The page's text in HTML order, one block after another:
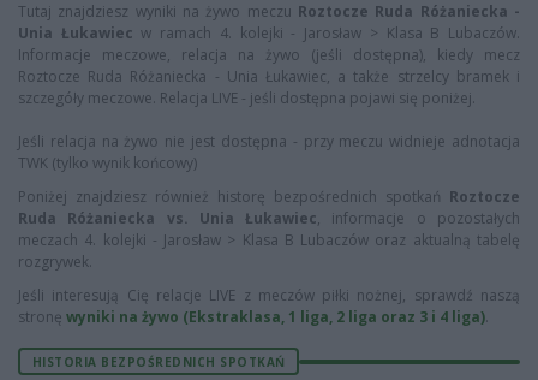
Tutaj znajdziesz wyniki na żywo meczu Roztocze Ruda Różaniecka -
Unia Łukawiec w ramach 4. kolejki - Jarosław > Klasa B Lubaczów.
Informacje meczowe, relacja na żywo (jeśli dostępna), kiedy mecz
Roztocze Ruda Różaniecka - Unia Łukawiec, a także strzelcy bramek i
szczegóły meczowe. Relacja LIVE - jeśli dostępna pojawi się poniżej.
Jeśli relacja na żywo nie jest dostępna - przy meczu widnieje adnotacja
TWK (tylko wynik końcowy)
Poniżej znajdziesz również historę bezpośrednich spotkań Roztocze
Ruda Różaniecka vs. Unia Łukawiec, informacje o pozostałych
meczach 4. kolejki - Jarosław > Klasa B Lubaczów oraz aktualną tabelę
rozgrywek.
Jeśli interesują Cię relacje LIVE z meczów piłki nożnej, sprawdź naszą
stronę wyniki na żywo (Ekstraklasa, 1 liga, 2 liga oraz 3 i 4 liga).
HISTORIA BEZPOŚREDNICH SPOTKAŃ